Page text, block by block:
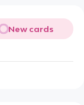
New cards